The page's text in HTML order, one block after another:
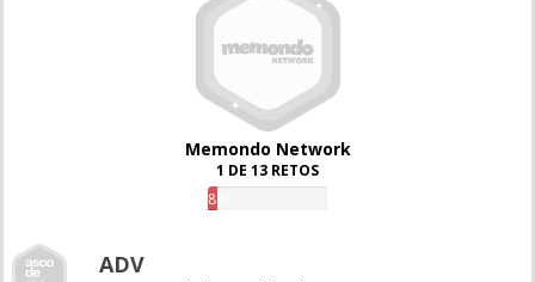
Memondo Network
1 DE 13 RETOS
8%
ADV